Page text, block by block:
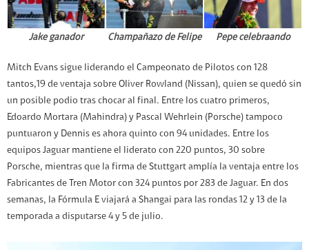
Jake ganador Champañazo de Felipe Pepe celebraando
Mitch Evans sigue liderando el Campeonato de Pilotos con 128
tantos,19 de ventaja sobre Oliver Rowland (Nissan), quien se quedó sin
un posible podio tras chocar al final. Entre los cuatro primeros,
Edoardo Mortara (Mahindra) y Pascal Wehrlein (Porsche) tampoco
puntuaron y Dennis es ahora quinto con 94 unidades. Entre los
equipos Jaguar mantiene el liderato con 220 puntos, 30 sobre
Porsche, mientras que la firma de Stuttgart amplía la ventaja entre los
Fabricantes de Tren Motor con 324 puntos por 283 de Jaguar. En dos
semanas, la Fórmula E viajará a Shangai para las rondas 12 y 13 de la
temporada a disputarse 4 y 5 de julio.